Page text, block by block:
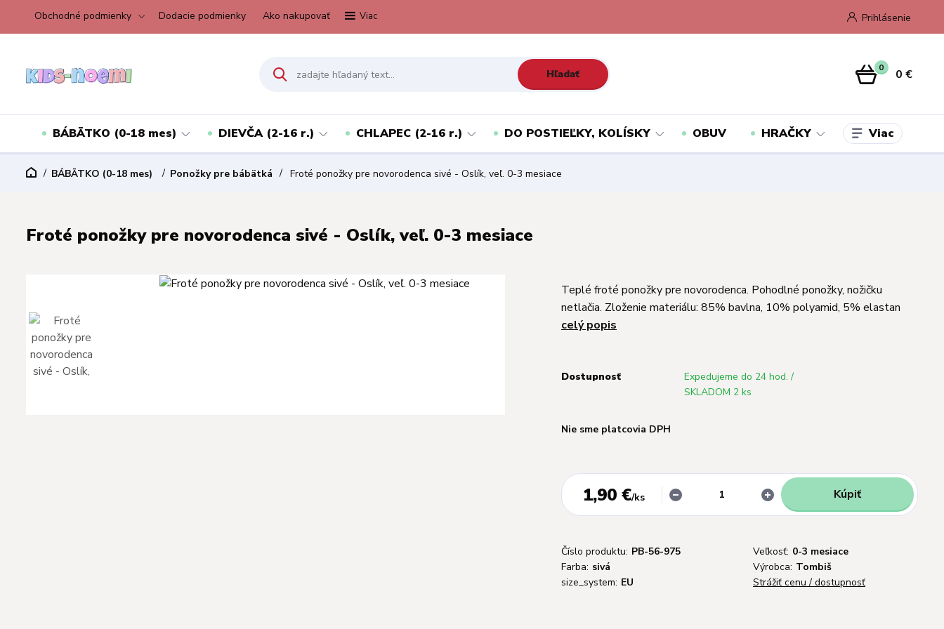
Obchodné podmienky Dodacie podmienky Ako nakupovať Viac Prihlásenie
Hľadať 0 0 €
BÁBÄTKO (0-18 mes) DIEVČA (2-16 r.) CHLAPEC (2-16 r.) DO POSTIEĽKY, KOLÍSKY OBUV HRAČKY Viac
BÁBÄTKO (0-18 mes) Ponožky pre bábätká Froté ponožky pre novorodenca sivé - Oslík, veľ. 0-3 mesiace
Froté ponožky pre novorodenca sivé - Oslík, veľ. 0-3 mesiace
Teplé froté ponožky pre novorodenca. Pohodlné ponožky, nožičku
netlačia. Zloženie materiálu: 85% bavlna, 10% polyamid, 5% elastan
celý popis
Dostupnosť
Expedujeme do 24 hod. /
SKLADOM 2 ks
Nie sme platcovia DPH
1,90 €/ks Kúpiť
Číslo produktu: PB-56-975 Veľkosť: 0-3 mesiace
Farba: sivá Výrobca: Tombiš
size_system: EU Strážiť cenu / dostupnosť